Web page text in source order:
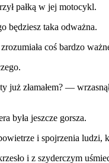
pałką w jej motocykl.
będziesz taka odważna.
coś bardzo
złamałem? —
była jeszcze gorsza.
i spojrzenia ludzi,
i z szyderczym